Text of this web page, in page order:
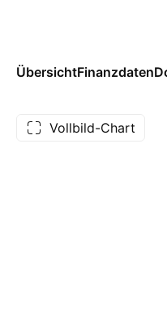
ÜbersichtFinanzdaten
Vollbild-Chart